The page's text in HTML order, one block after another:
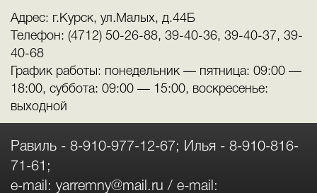
Адрес: г.Курск, ул.Малых, д.44Б
Телефон: (4712) 50-26-88, 39-40-36, 39-40-37, 39-
40-68
График работы: понедельник — пятница: 09:00 —
18:00, суббота: 09:00 — 15:00, воскресенье:
выходной
Равиль - 8-910-977-12-67 ; Илья - 8-910-816-
71-61 ;
e-mail: yarremny@mail.ru / e-mail: